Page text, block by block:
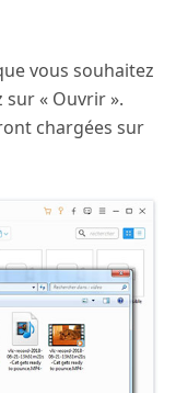
vous souhaitez
« Ouvrir ».
chargées sur